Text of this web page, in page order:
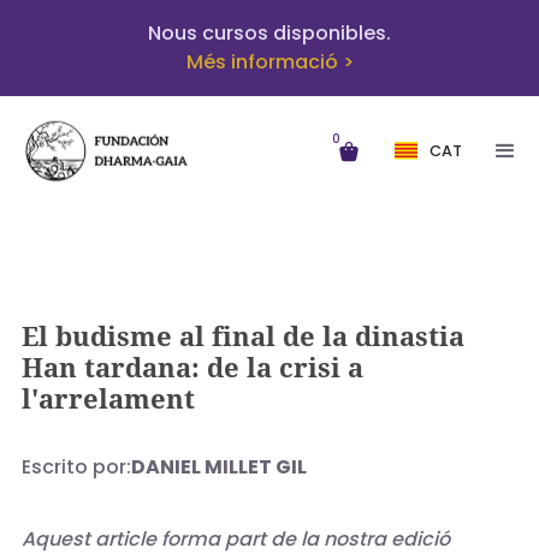
Nous cursos disponibles.
Més informació >
0
CAT
El budisme al final de la dinastia
Han tardana: de la crisi a
l'arrelament
Escrito por:DANIEL MILLET GIL
Aquest article forma part de la nostra edició